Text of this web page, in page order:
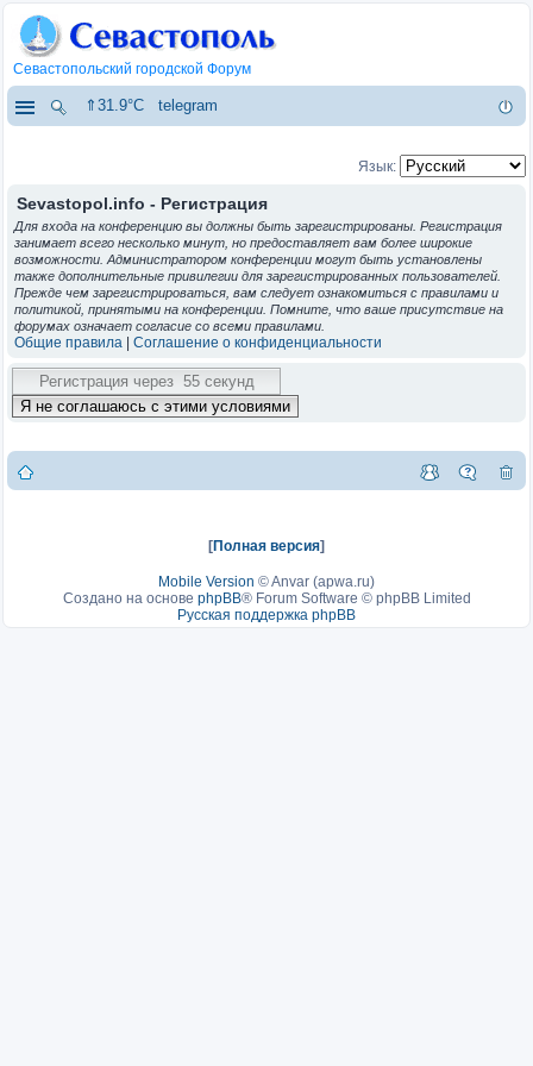
Севастопольский городской Форум
⇑31.9°C telegram
Язык:
Sevastopol.info - Регистрация
Для входа на конференцию вы должны быть зарегистрированы. Регистрация
занимает всего несколько минут, но предоставляет вам более широкие
возможности. Администратором конференции могут быть установлены
также дополнительные привилегии для зарегистрированных пользователей.
Прежде чем зарегистрироваться, вам следует ознакомиться с правилами и
политикой, принятыми на конференции. Помните, что ваше присутствие на
форумах означает согласие со всеми правилами.
Общие правила Соглашение о конфиденциальности
[Полная версия]
Mobile Version ©Anvar (apwa.ru)
Создано на основе phpBB® Forum Software © phpBB Limited
Русская поддержка phpBB